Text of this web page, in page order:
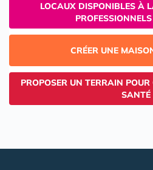
LOCAUX DISPONIBLES À
CRÉER UNE
PROPOSER UN TERRAIN
SANTÉ